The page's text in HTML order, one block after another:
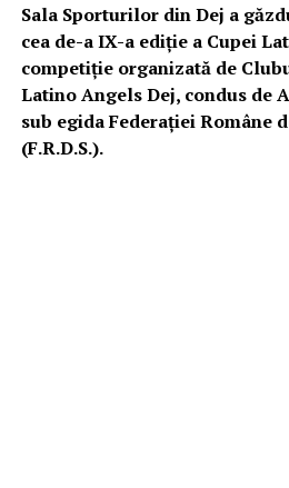
Sala Sporturilor din Dej a
cea de-a IX-a ediție a Cupei
competiție organizată de
Latino Angels Dej, condus de
sub egida Federației Române
(F.R.D.S.).